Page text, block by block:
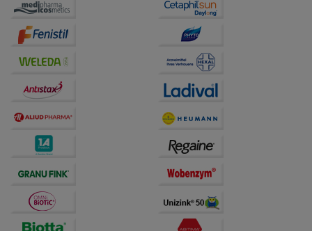
auf unserer Website aber auch die Werbung auf
Drittseiten möglichst relevant für Sie zu gestalten.
Bitte beachten Sie, dass Daten hierfür teilweise an
übertragen werden.